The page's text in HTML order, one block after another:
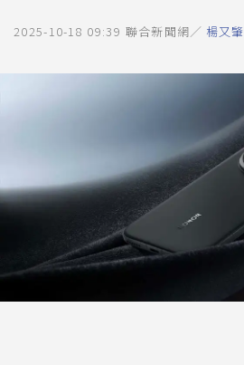
2025-10-18 09:39 聯合新聞網／ 楊又肇